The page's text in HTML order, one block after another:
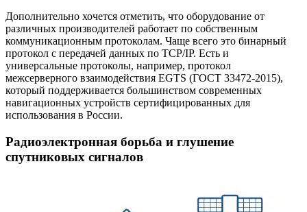
Дополнительно хочется отметить, что оборудование от
различных производителей работает по собственным
коммуникационным протоколам. Чаще всего это бинарный
протокол с передачей данных по TCP/IP. Есть и
универсальные протоколы, например, протокол
межсерверного взаимодействия EGTS (ГОСТ 33472-2015),
который поддерживается большинством современных
навигационных устройств сертифицированных для
использования в России.
Радиоэлектронная борьба и глушение
спутниковых сигналов